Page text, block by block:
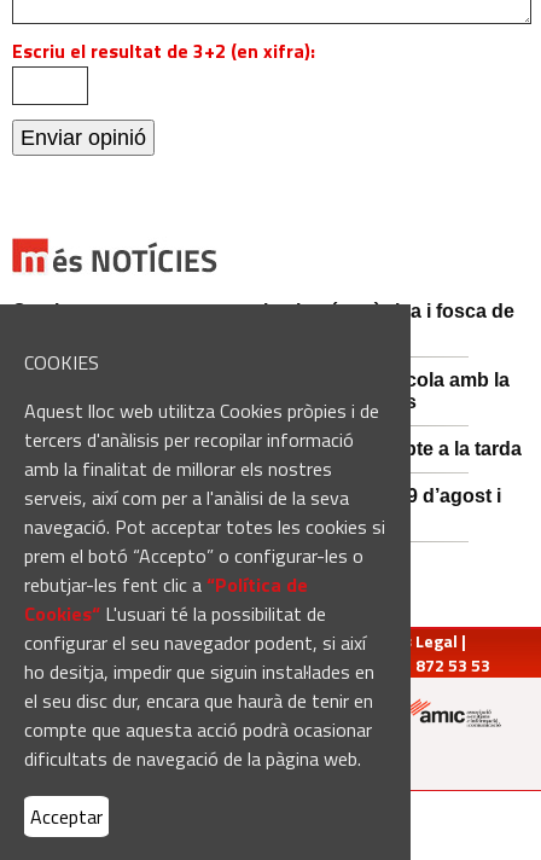
COOKIES
Aquest lloc web utilitza Cookies pròpies i de
tercers d'anàlisis per recopilar informació
amb la finalitat de millorar els nostres
serveis, així com per a l'anàlisi de la seva
navegació. Pot acceptar totes les cookies si
prem el botó “Accepto” o configurar-les o
rebutjar-les fent clic a“Política de
Cookies“ L'usuari té la possibilitat de
configurar el seu navegador podent, si així
ho desitja, impedir que siguin instal·lades en
el seu disc dur, encara que haurà de tenir en
compte que aquesta acció podrà ocasionar
dificultats de navegació de la pàgina web.
Acceptar
Escriu el resultat de 3+2 (en xifra):
Catalunya es prepara per a la nit més màgica i fosca de
Sant Fruitós posa en valor el patrimoni agrícola amb la
restauració i exposició de peces històriques
Es manté la previsió de pluges fortes dissabte a la tarda
El 3x3 de bàsquet de Solsona s’avança al 29 d’agost i
estrena premis en metàl·lic
redaccio@manresadiari.cat|Qui som Avís Legal |
Pompeu Fabra, 7-13, 08240-Manresa | Tel.: 93 872 53 53
Altres mitjans del grup: